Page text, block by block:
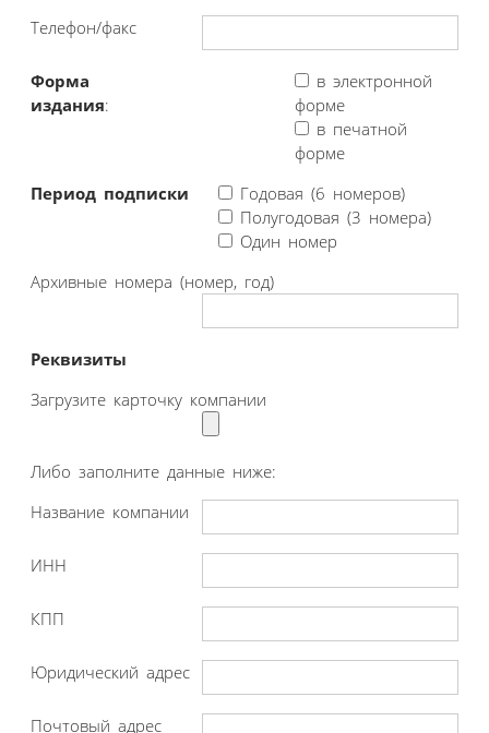
Телефон/факс
Форма
издания:
в электронной
форме
в печатной
форме
Период подписки
Годовая (6 номеров)
Полугодовая (3 номера)
Один номер
Архивные номера (номер, год)
Реквизиты
Загрузите карточку компании
Либо заполните данные ниже:
Название компании
ИНН
КПП
Юридический адрес
Почтовый адрес